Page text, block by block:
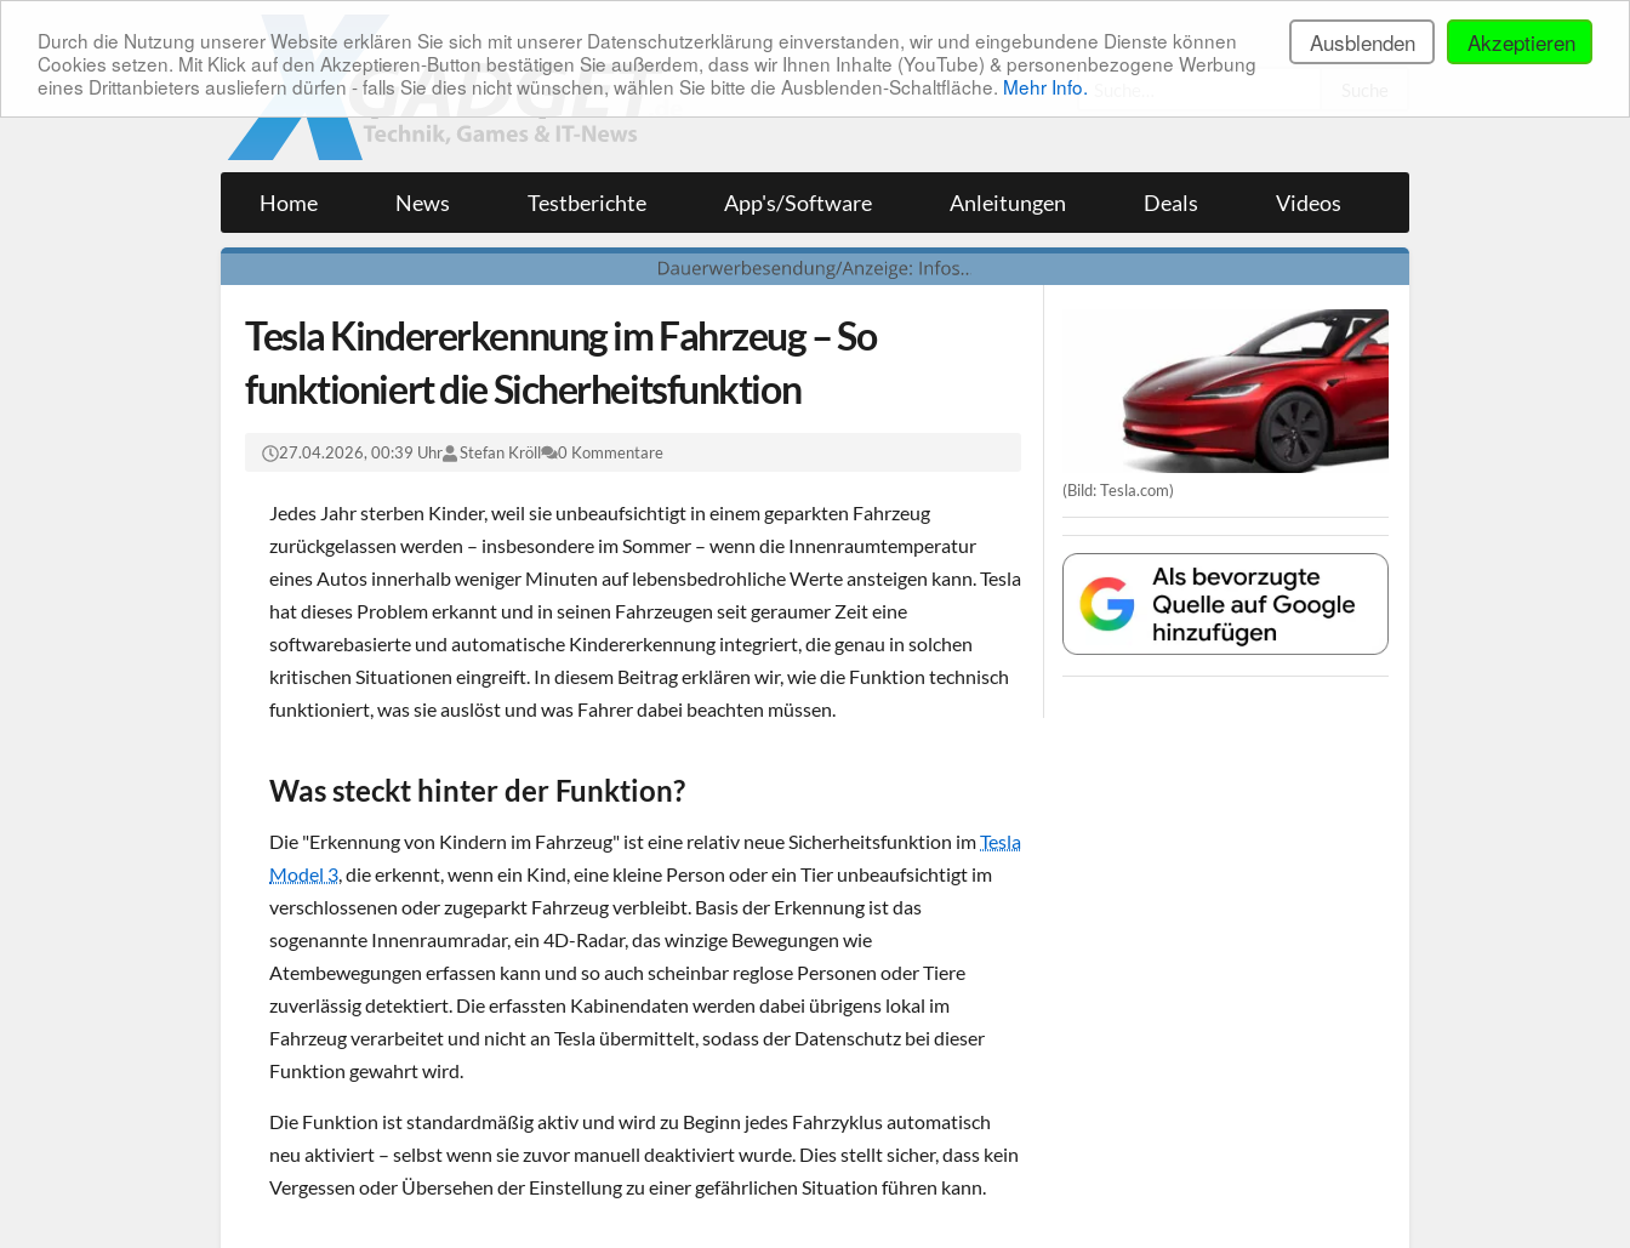
Akzeptieren
Ausblenden
Durch die Nutzung unserer Website erklären Sie sich mit unserer Datenschutzerklärung einverstanden, wir und eingebundene Dienste können
Cookies setzen. Mit Klick auf den Akzeptieren-Button bestätigen Sie außerdem, dass wir Ihnen Inhalte (YouTube) & personenbezogene Werbung
eines Drittanbieters ausliefern dürfen - falls Sie dies nicht wünschen, wählen Sie bitte die Ausblenden-Schaltfläche. Mehr Info.
Home News Testberichte App's/Software Anleitungen Deals Videos
Tesla Kindererkennung im Fahrzeug – So
funktioniert die Sicherheitsfunktion
27.04.2026, 00:39 Uhr Stefan Kröll 0 Kommentare
Jedes Jahr sterben Kinder, weil sie unbeaufsichtigt in einem geparkten Fahrzeug
zurückgelassen werden – insbesondere im Sommer – wenn die Innenraumtemperatur
eines Autos innerhalb weniger Minuten auf lebensbedrohliche Werte ansteigen kann. Tesla
hat dieses Problem erkannt und in seinen Fahrzeugen seit geraumer Zeit eine
softwarebasierte und automatische Kindererkennung integriert, die genau in solchen
kritischen Situationen eingreift. In diesem Beitrag erklären wir, wie die Funktion technisch
funktioniert, was sie auslöst und was Fahrer dabei beachten müssen.
Was steckt hinter der Funktion?
Die "Erkennung von Kindern im Fahrzeug" ist eine relativ neue Sicherheitsfunktion imTesla
Model 3, die erkennt, wenn ein Kind, eine kleine Person oder ein Tier unbeaufsichtigt im
verschlossenen oder zugeparkt Fahrzeug verbleibt. Basis der Erkennung ist das
sogenannte Innenraumradar, ein 4D-Radar, das winzige Bewegungen wie
Atembewegungen erfassen kann und so auch scheinbar reglose Personen oder Tiere
zuverlässig detektiert. Die erfassten Kabinendaten werden dabei übrigens lokal im
Fahrzeug verarbeitet und nicht an Tesla übermittelt, sodass der Datenschutz bei dieser
Funktion gewahrt wird.
Die Funktion ist standardmäßig aktiv und wird zu Beginn jedes Fahrzyklus automatisch
neu aktiviert – selbst wenn sie zuvor manuell deaktiviert wurde. Dies stellt sicher, dass kein
Vergessen oder Übersehen der Einstellung zu einer gefährlichen Situation führen kann.
(Bild: Tesla.com)